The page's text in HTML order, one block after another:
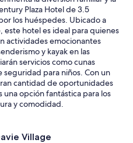
Plaza Hotel de 3.5
los huéspedes. Ubicado a
este hotel es ideal para quienes
actividades emocionantes
y kayak en las
servicios como cunas
seguridad para niños. Con un
cantidad de oportunidades
una opción fantástica para los
y comodidad.
Village